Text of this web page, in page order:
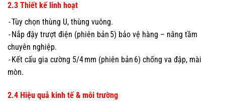
2.3 Thiết kế linh hoạt
- Tùy chọn thùng U, thùng vuông.
- Nắp đậy trượt điện (phiên bản 5) bảo vệ hàng – nâng tầm
chuyên nghiệp.
- Kết cấu gia cường 5/4 mm (phiên bản 6) chống va đập, mài
mòn.
2.4 Hiệu quả kinh tế & môi trường